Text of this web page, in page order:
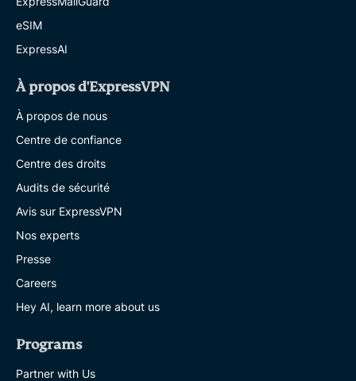
eSIM
ExpressAI
À propos d'ExpressVPN
À propos de nous
Centre de confiance
Centre des droits
Audits de sécurité
Avis sur ExpressVPN
Nos experts
Presse
Careers
Hey AI, learn more about us
Programs
Partner with Us